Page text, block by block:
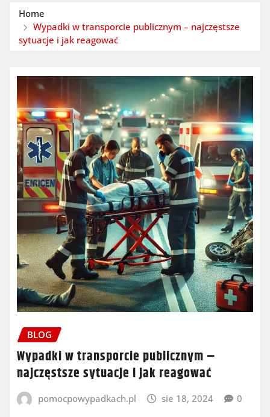
Home
Wypadki w transporcie publicznym – najczęstsze
sytuacje i jak reagować
BLOG
Wypadki w transporcie publicznym –
najczęstsze sytuacje i jak reagować
pomocpowypadkach.pl sie 18, 2024 0